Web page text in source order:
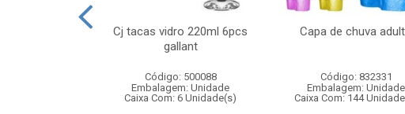
Cj tacas vidro 220ml 6pcs
gallant
Código: 500088
Embalagem: Unidade
Caixa Com: 6 Unidade(s)
Capa de chuva
Código: 832331
Embalagem: Unidade
Caixa Com: 144